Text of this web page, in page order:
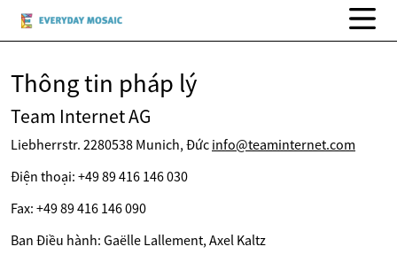
Thông tin pháp lý
Team Internet AG
Liebherrstr. 2280538 Munich, Đức info@teaminternet.com
Điện thoại: +49 89 416 146 030
Fax: +49 89 416 146 090
Ban Điều hành: Gaëlle Lallement, Axel Kaltz